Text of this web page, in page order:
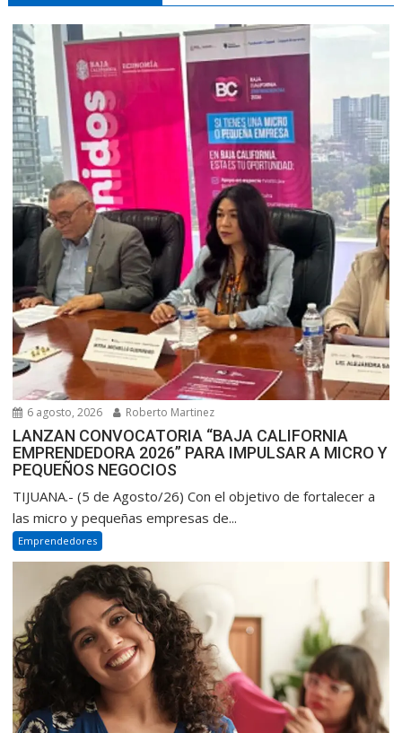
6 agosto, 2026 Roberto Martinez
LANZAN CONVOCATORIA “BAJA CALIFORNIA
EMPRENDEDORA 2026” PARA IMPULSAR A MICRO Y
PEQUEÑOS NEGOCIOS
TIJUANA.- (5 de Agosto/26) Con el objetivo de fortalecer a
las micro y pequeñas empresas de...
Emprendedores